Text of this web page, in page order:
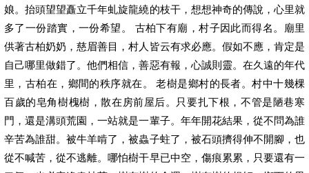
娘。抬頭望望矗立千年虬旋龍繞的枝干，想想神奇的傳說，心里就
多了一份踏實，一份希望。 古柏下有廟，村子因此而得名。廟里
供著古柏奶奶，慈眉善目，村人皆云有求必應。假如不應，肯定是
自己哪里做錯了。他們相信，善惡有報，心誠則靈。在久遠的年代
里，古柏在，鄉間的秩序就在。 老樹是鄉村的長者。村中十幾棵
百歲的皂角樹槐樹，散在房前屋后。只要扎下根，不管是陋巷寒
門，還是溝頭荒園，一站就是一輩子。年年開花結果，從不問為誰
辛苦為誰甜。被牛羊啃了，被蟲子蛀了，被石頭擠得伸不開腳，也
從不喊苦，從不逃離。哪怕樹干早已中空，傷痕累累，只要還有一